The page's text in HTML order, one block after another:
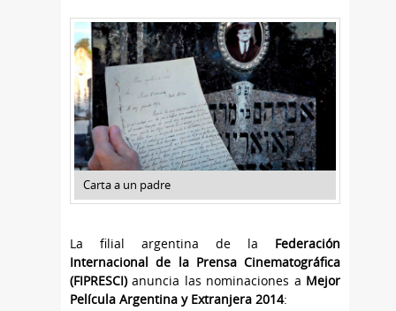
Carta a un padre
La filial argentina de la Federación
Internacional de la Prensa Cinematográfica
(FIPRESCI)anuncia las nominaciones a Mejor
Película Argentina y Extranjera 2014: